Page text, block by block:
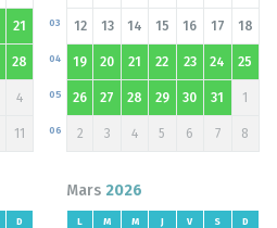
21
28
4
11
12
03 13 14 15 16 17 18
19
04 20 21 22 23 24 25
26
05 27 28 29 30 31 1
2
06 3 4 5 6 7 8
D
Mars 2026
L M M J V S D